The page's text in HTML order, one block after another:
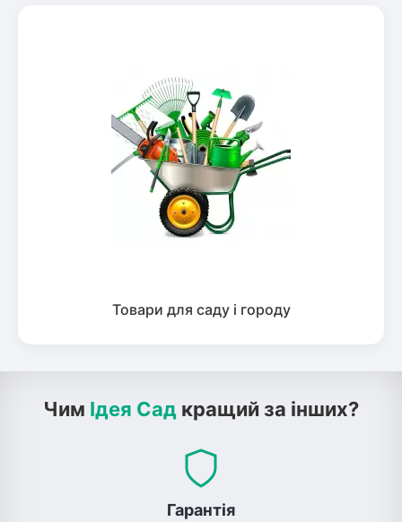
Товари для саду і городу
Чим Ідея Сад кращий за інших?
Гарантія